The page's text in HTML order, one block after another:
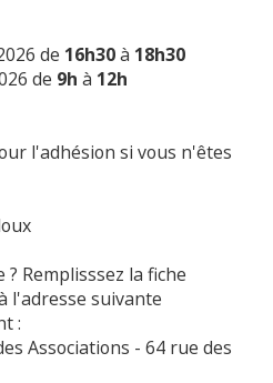
de 16h30à 18h30
de 9h à 12h
l'adhésion si vous n'êtes
Remplisssez la fiche
l'adresse suivante
:
Associations - 64 rue des